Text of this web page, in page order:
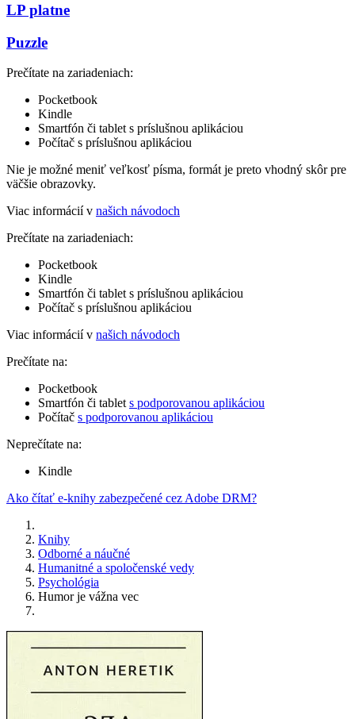
LP platne
Puzzle
Prečítate na zariadeniach:
Pocketbook
Kindle
Smartfón či tablet s príslušnou aplikáciou
Počítač s príslušnou aplikáciou
Nie je možné meniť veľkosť písma, formát je preto vhodný skôr pre
väčšie obrazovky.
Viac informácií v našich návodoch
Prečítate na zariadeniach:
Pocketbook
Kindle
Smartfón či tablet s príslušnou aplikáciou
Počítač s príslušnou aplikáciou
Viac informácií v našich návodoch
Prečítate na:
Pocketbook
Smartfón či tablet s podporovanou aplikáciou
Počítač s podporovanou aplikáciou
Neprečítate na:
Kindle
Ako čítať e-knihy zabezpečené cez Adobe DRM?
Knihy
Odborné a náučné
Humanitné a spoločenské vedy
Psychológia
Humor je vážna vec